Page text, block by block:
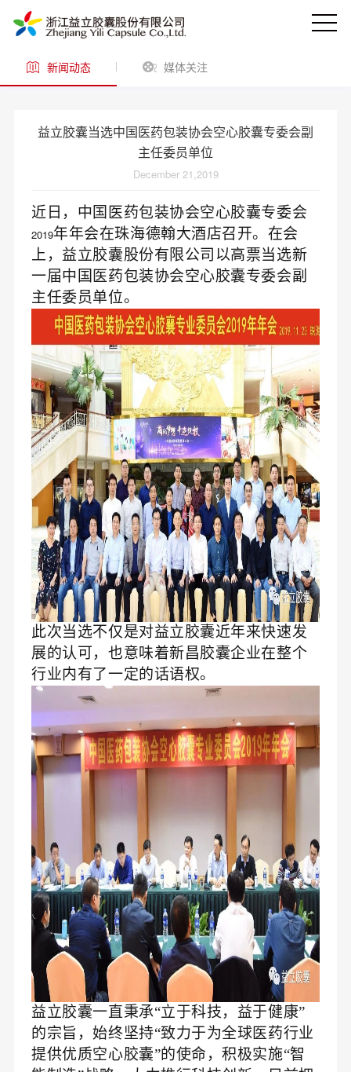
新闻动态 媒体关注
益立胶囊当选中国医药包装协会空心胶囊专委会副
主任委员单位
December 21,2019
近日，中国医药包装协会空心胶囊专委会
2019年年会在珠海德翰大酒店召开。在会
上，益立胶囊股份有限公司以高票当选新
一届中国医药包装协会空心胶囊专委会副
主任委员单位。
此次当选不仅是对益立胶囊近年来快速发
展的认可，也意味着新昌胶囊企业在整个
行业内有了一定的话语权。
益立胶囊一直秉承“立于科技，益于健康”
的宗旨，始终坚持“致力于为全球医药行业
提供优质空心胶囊”的使命，积极实施“智